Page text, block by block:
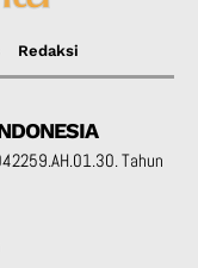
Redaksi
Tahun